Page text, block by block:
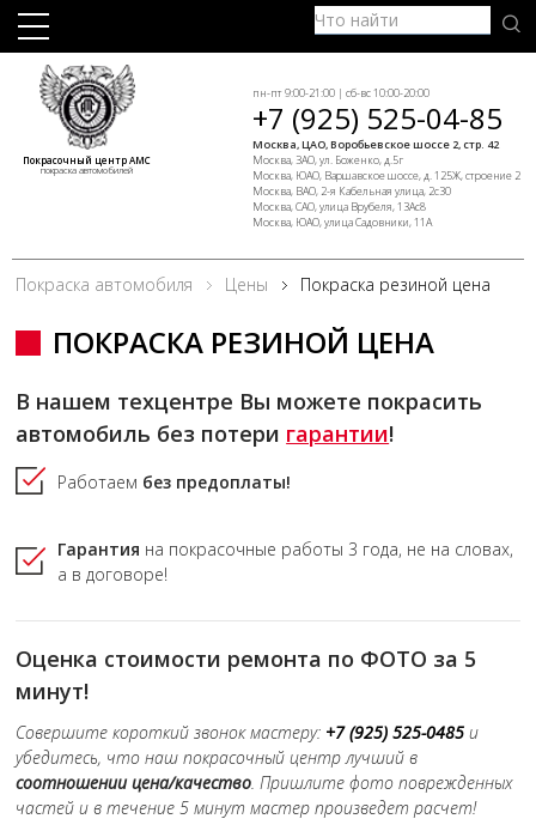
Покрасочный центр АМС
покраска автомобилей
пн-пт 9:00-21:00 | сб-вс 10:00-20:00
+7 (925) 525-04-85
Москва, ЦАО, Воробьевское шоссе 2, стр. 42
Москва, ЗАО, ул. Боженко, д.5г
Москва, ЮАО, Варшавское шоссе, д. 125Ж, строение 2
Москва, ВАО, 2-я Кабельная улица, 2с30
Москва, САО, улица Врубеля, 13Ас8
Москва, ЮАО, улица Садовники, 11А
Покраска автомобиля Цены Покраска резиной цена
ПОКРАСКА РЕЗИНОЙ ЦЕНА
В нашем техцентре Вы можете покрасить
автомобиль без потери гарантии!
Работаем без предоплаты!
Гарантия на покрасочные работы 3 года, не на словах,
а в договоре!
Оценка стоимости ремонта по ФОТО за 5
минут!
Совершите короткий звонок мастеру: +7 (925) 525-0485 и
убедитесь, что наш покрасочный центр лучший в
соотношении цена/качество. Пришлите фото поврежденных
частей и в течение 5 минут мастер произведет расчет!